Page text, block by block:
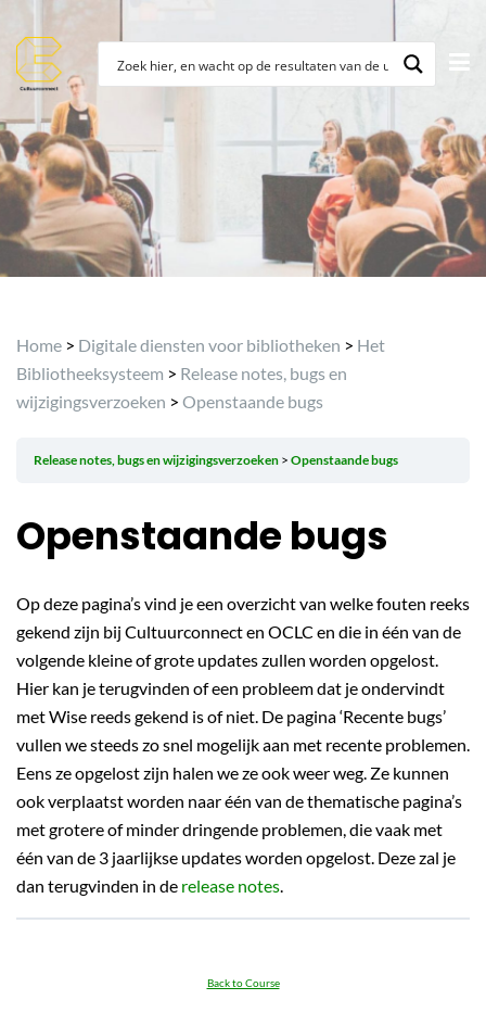
Home > Digitale diensten voor bibliotheken > Het
Bibliotheeksysteem > Release notes, bugs en
wijzigingsverzoeken > Openstaande bugs
Release notes, bugs en wijzigingsverzoeken Openstaande bugs
Openstaande bugs
Op deze pagina’s vind je een overzicht van welke fouten reeks
gekend zijn bij Cultuurconnect en OCLC en die in één van de
volgende kleine of grote updates zullen worden opgelost.
Hier kan je terugvinden of een probleem dat je ondervindt
met Wise reeds gekend is of niet. De pagina ‘Recente bugs’
vullen we steeds zo snel mogelijk aan met recente problemen.
Eens ze opgelost zijn halen we ze ook weer weg. Ze kunnen
ook verplaatst worden naar één van de thematische pagina’s
met grotere of minder dringende problemen, die vaak met
één van de 3 jaarlijkse updates worden opgelost. Deze zal je
dan terugvinden in de release notes.
Back to Course